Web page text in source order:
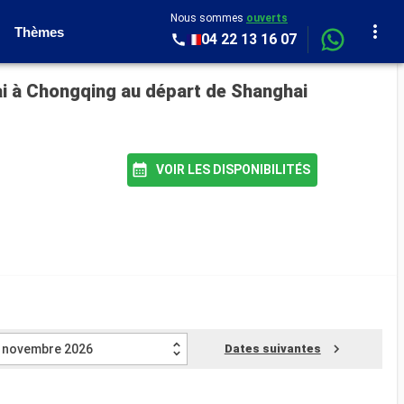
Thèmes
Nous sommes ouverts
04 22 13 16 07
à Chongqing au départ de Shanghai
VOIR LES DISPONIBILITÉS
novembre 2026 Dates suivantes